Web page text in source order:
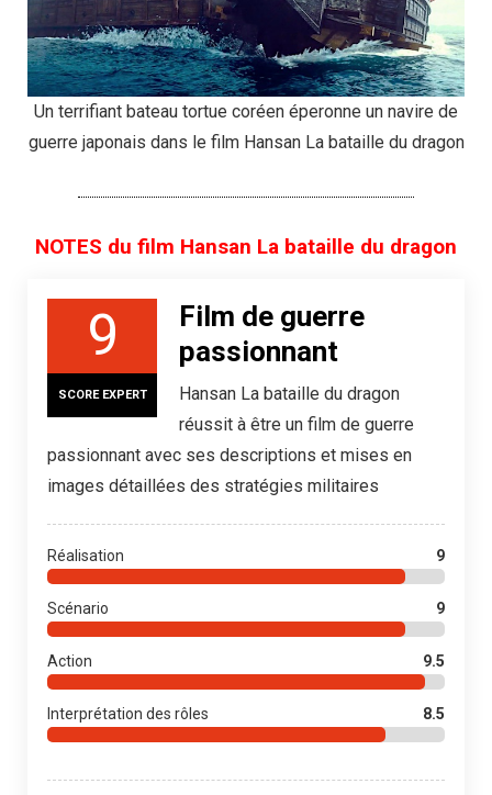
Un terrifiant bateau tortue coréen éperonne un navire de
guerre japonais dans le film Hansan La bataille du dragon
NOTES du film Hansan La bataille du dragon
9
SCORE EXPERT
Film de guerre
passionnant
Hansan La bataille du dragon
réussit à être un film de guerre
passionnant avec ses descriptions et mises en
images détaillées des stratégies militaires
Réalisation 9
Scénario 9
Action 9.5
Interprétation des rôles 8.5